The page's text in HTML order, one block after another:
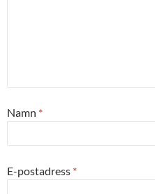
Namn *
E-postadress *